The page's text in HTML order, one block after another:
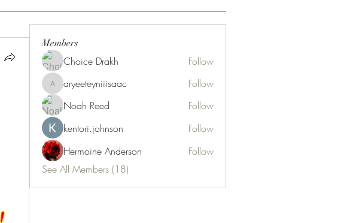
Members
Choice Drakh Follow
aryeeteyniiisaac
aryeeteyniiisaac
Follow
Noah Reed
Follow
kentori.johnson
Follow
Hermoine Anderson
Follow
See All Members (18)